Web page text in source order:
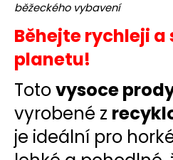
běžeckého vybavení
Běhejte rychleji a
planetu!
Totovysoce
vyrobené z
je ideální pro
u
č
u
j
e
m
e
BĚŽECKÉ